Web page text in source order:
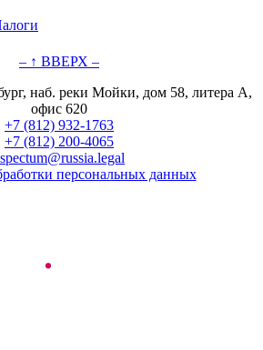
– ↑ ВВЕРХ –
наб. реки Мойки, дом 58, литера А,
офис 620
+7 (812) 932-1763
+7 (812) 200-4065
персональных данных